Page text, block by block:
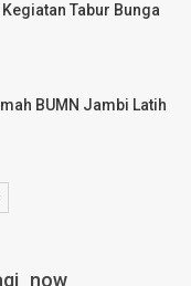
Tabur Bunga
BUMN Jambi Latih